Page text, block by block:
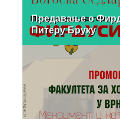
Предавање о
Питеру Бруку